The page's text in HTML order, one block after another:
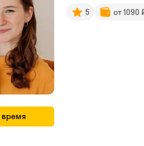
время
5 от 1090